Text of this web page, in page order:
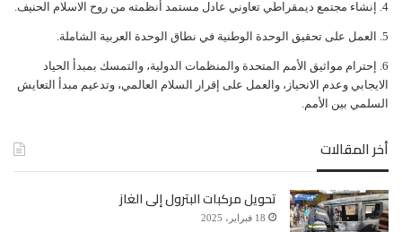
ﺇﻧﺸﺎﺀ ﻣﺠﺘﻤﻊ ﺩﻳﻤﻘﺮﺍﻃﻲ ﺗﻌﺎﻭﻧﻲ ﻋﺎﺩﻝ ﻣﺴﺘﻤﺪ ﺃﻧﻈﻤﺘﻪ ﻣﻦ ﺭﻭﺡ ﺍﻻﺳﻼﻡ ﺍﻟﺤﻨﻴﻒ.
ﺍﻟﻌﻤﻞ ﻋﻠﻰ ﺗﺤﻘﻴﻖ ﺍﻟﻮﺣﺪﺓ ﺍﻟﻮﻃﻨﻴﺔ ﻓﻲ ﻧﻄﺎﻕ ﺍﻟﻮﺣﺪﺓ ﺍﻟﻌﺮﺑﻴﺔ ﺍﻟﺸﺎﻣﻠﺔ.
ﺇﺣﺘﺮﺍﻡ ﻣﻮﺍﺛﻴﻖ الأﻣﻢ ﺍﻟﻤﺘﺤﺪﺓ ﻭﺍﻟﻤﻨﻈﻤﺎﺕ ﺍﻟﺪﻭﻟﻴﺔ، ﻭﺍﻟﺘﻤﺴﻚ ﺑﻤﺒﺪﺃ ﺍﻟﺤﻴﺎﺩ
ﺍﻻﻳﺠﺎﺑﻲ ﻭﻋﺪﻡ ﺍﻻﻧﺤﻴﺎﺯ، ﻭﺍﻟﻌﻤﻞ ﻋﻠﻰ ﺇﻗﺮﺍﺭ ﺍﻟﺴﻼﻡ ﺍﻟﻌﺎﻟﻤﻲ، ﻭﺗﺪﻋﻴﻢ ﻣﺒﺪﺃ ﺍﻟﺘﻌﺎﻳﺶ
ﺍﻟﺴﻠﻤﻲ ﺑﻴﻦ ﺍﻷﻣﻢ.
أخر المقالات
تحويل مركبات البترول إلى الغاز
18 فبراير، 2025